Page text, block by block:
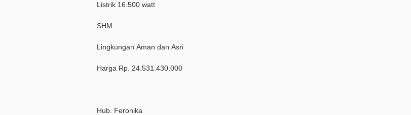
Listrik 16.500 watt
SHM
Lingkungan Aman dan Asri
Harga Rp. 24.531.430.000
Hub. Feronika